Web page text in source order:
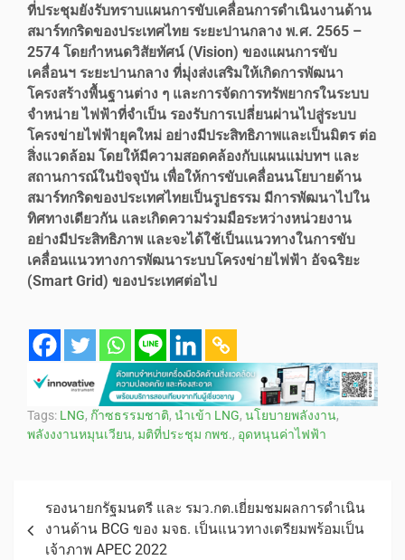
ที่ประชุมยังรับทราบแผนการขับเคลื่อนการดำเนินงานด้าน
สมาร์ทกริดของประเทศไทย ระยะปานกลาง พ.ศ. 2565 –
2574 โดยกำหนดวิสัยทัศน์ (Vision) ของแผนการขับ
เคลื่อนฯ ระยะปานกลาง ที่มุ่งส่งเสริมให้เกิดการพัฒนา
โครงสร้างพื้นฐานต่าง ๆ และการจัดการทรัพยากรในระบบ
จำหน่าย ไฟฟ้าที่จำเป็น รองรับการเปลี่ยนผ่านไปสู่ระบบ
โครงข่ายไฟฟ้ายุคใหม่ อย่างมีประสิทธิภาพและเป็นมิตร ต่อ
สิ่งแวดล้อม โดยให้มีความสอดคล้องกับแผนแม่บทฯ และ
สถานการณ์ในปัจจุบัน เพื่อให้การขับเคลื่อนนโยบายด้าน
สมาร์ทกริดของประเทศไทยเป็นรูปธรรม มีการพัฒนาไปใน
ทิศทางเดียวกัน และเกิดความร่วมมือระหว่างหน่วยงาน
อย่างมีประสิทธิภาพ และจะได้ใช้เป็นแนวทางในการขับ
เคลื่อนแนวทางการพัฒนาระบบโครงข่ายไฟฟ้า อัจฉริยะ
(Smart Grid) ของประเทศต่อไป
Tags: LNG, ก๊าซธรรมชาติ, นำเข้า LNG, นโยบายพลังงาน,
พลังงงานหมุนเวียน, มติที่ประชุม กพช., อุดหนุนค่าไฟฟ้า
รองนายกรัฐมนตรี และ รมว.กต.เยี่ยมชมผลการดำเนิน
งานด้าน BCG ของ มจธ. เป็นแนวทางเตรียมพร้อมเป็น
เจ้าภาพ APEC 2022